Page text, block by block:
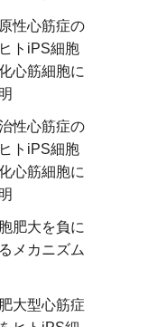
性心筋症の
トiPS細胞
心筋細胞に
性心筋症の
トiPS細胞
心筋細胞に
肥大を負に
メカニズム
大型心筋症